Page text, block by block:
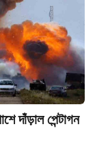
দাঁড়াল পেন্টাগন